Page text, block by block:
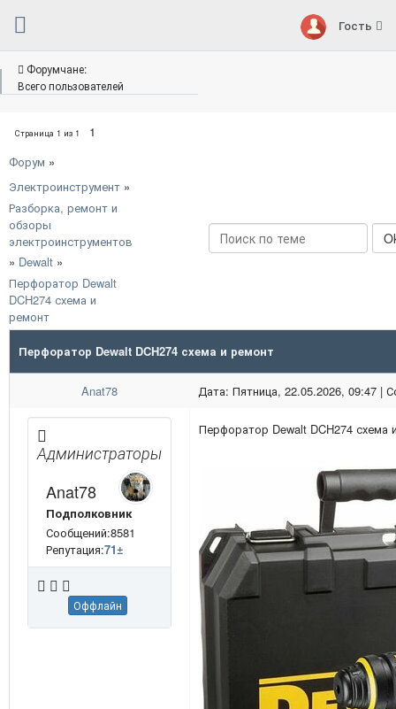
Гость
Форумчане:
Всего пользователей
Страница 1 из 1
1
Форум »
Электроинструмент »
Разборка, ремонт и
обзоры
электроинструментов
» Dewalt »
Перфоратор Dewalt
DCH274 схема и
ремонт
Перфоратор Dewalt DCH274 схема и ремонт
Anat78 Дата: Пятница, 22.05.2026, 09:47 |
Администраторы
Anat78
Подполковник
Сообщений:8581
Репутация:71±
Оффлайн
Перфоратор Dewalt DCH274 схема